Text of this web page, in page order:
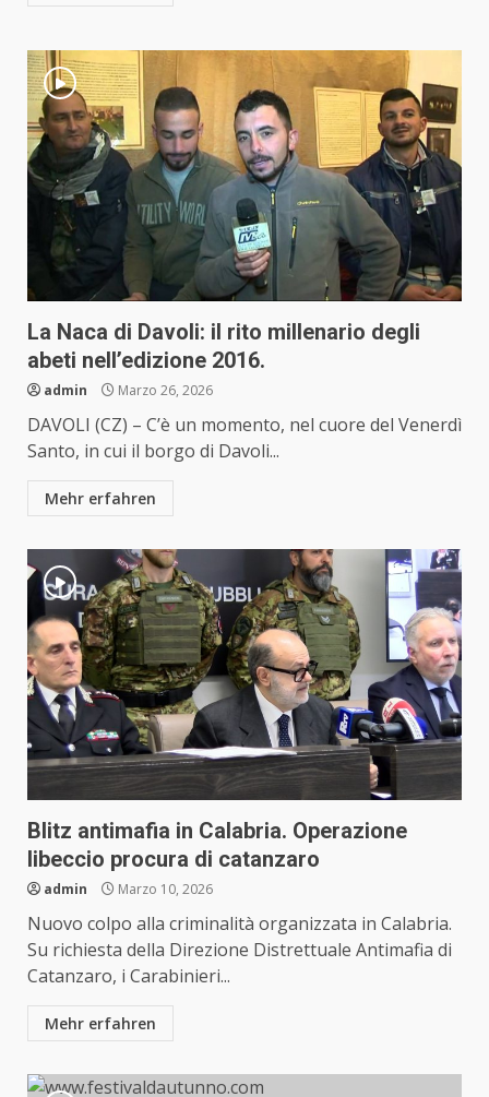
La Naca di Davoli: il rito millenario degli
abeti nell’edizione 2016.
admin Marzo 26, 2026
DAVOLI (CZ) – C’è un momento, nel cuore del Venerdì
Santo, in cui il borgo di Davoli...
Mehr erfahren
Blitz antimafia in Calabria. Operazione
libeccio procura di catanzaro
admin Marzo 10, 2026
Nuovo colpo alla criminalità organizzata in Calabria.
Su richiesta della Direzione Distrettuale Antimafia di
Catanzaro, i Carabinieri...
Mehr erfahren